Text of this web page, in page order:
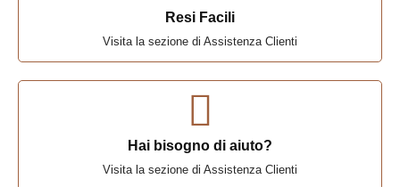
Resi Facili
Visita la sezione di Assistenza Clienti
Hai bisogno di aiuto?
Visita la sezione di Assistenza Clienti